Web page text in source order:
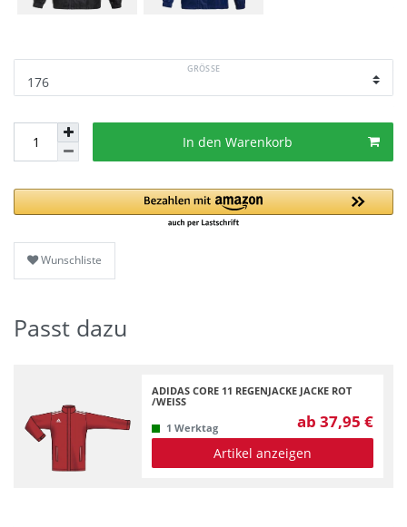
GRÖSSE
In den Warenkorb
Wunschliste
Passt dazu
ADIDAS CORE 11 REGENJACKE JACKE ROT
/WEISS
1 Werktag ab 37,95 €
Artikel anzeigen